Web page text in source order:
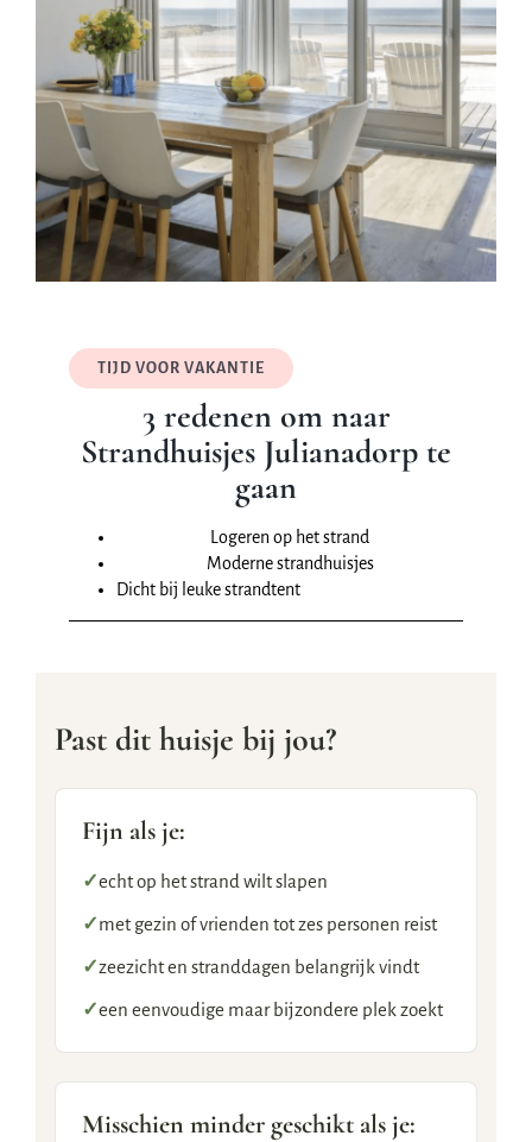
TIJD VOOR VAKANTIE
3 redenen om naar
Strandhuisjes Julianadorp te
gaan
Logeren op het strand
Moderne strandhuisjes
Dicht bij leuke strandtent
Past dit huisje bij jou?
Fijn als je:
✓echt op het strand wilt slapen
✓met gezin of vrienden tot zes personen reist
✓zeezicht en stranddagen belangrijk vindt
✓een eenvoudige maar bijzondere plek zoekt
Misschien minder geschikt als je: